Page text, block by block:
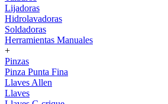
Lijadoras
Hidrolavadoras
Soldadoras
Herramientas Manuales
+
Pinzas
Pinza Punta Fina
Llaves Allen
Llaves